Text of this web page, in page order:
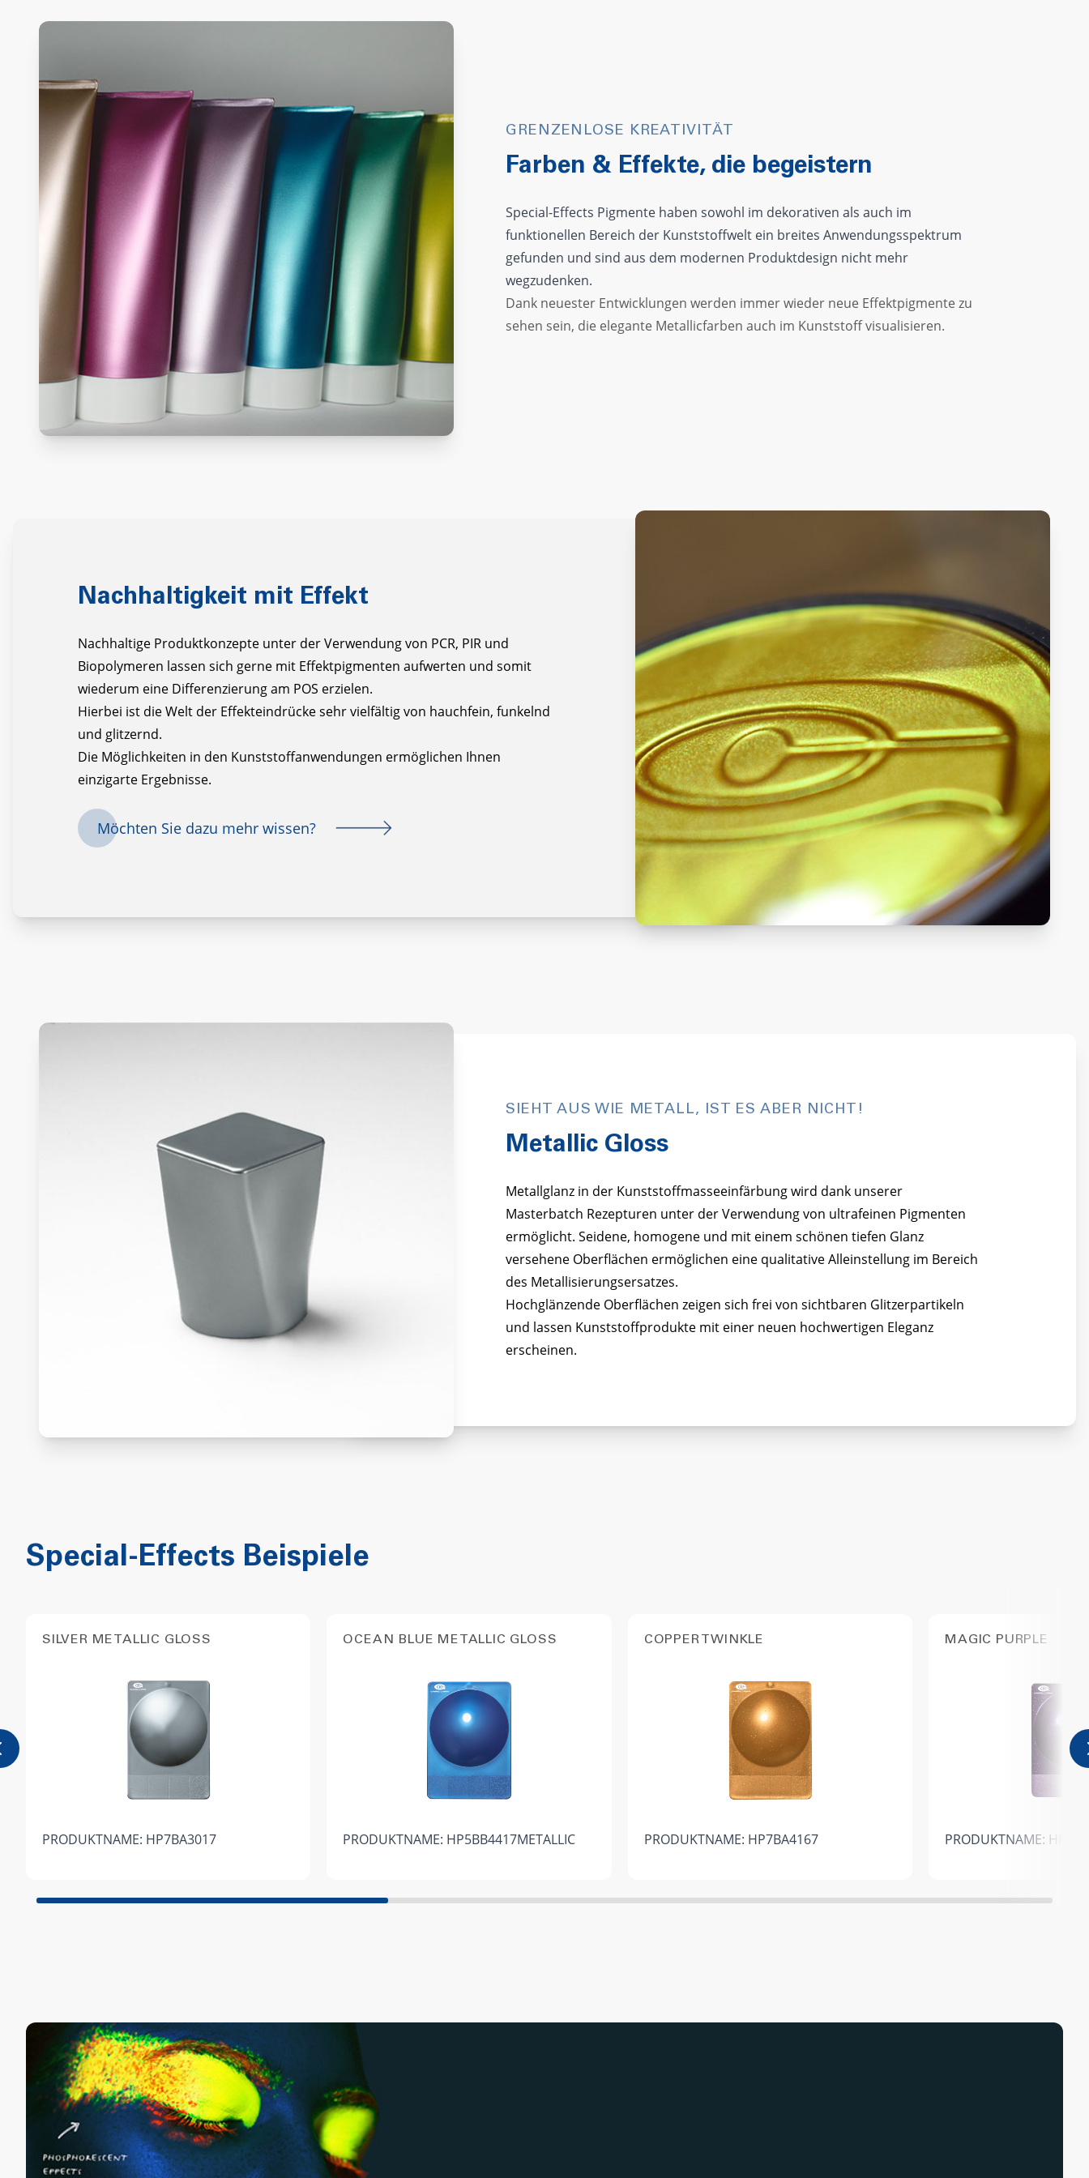
GRENZENLOSE KREATIVITÄT
Farben & Effekte, die begeistern
Special-Effects Pigmente haben sowohl im dekorativen als auch im
funktionellen Bereich der Kunststoffwelt ein breites Anwendungsspektrum
gefunden und sind aus dem modernen Produktdesign nicht mehr
wegzudenken.
Dank neuester Entwicklungen werden immer wieder neue Effektpigmente zu
sehen sein, die elegante Metallicfarben auch im Kunststoff visualisieren.
Nachhaltigkeit mit Effekt
Nachhaltige Produktkonzepte unter der Verwendung von PCR, PIR und
Biopolymeren lassen sich gerne mit Effektpigmenten aufwerten und somit
wiederum eine Differenzierung am POS erzielen.
Hierbei ist die Welt der Effekteindrücke sehr vielfältig von hauchfein, funkelnd
und glitzernd.
Die Möglichkeiten in den Kunststoffanwendungen ermöglichen Ihnen
einzigarte Ergebnisse.
Möchten Sie dazu mehr wissen?
SIEHT AUS WIE METALL, IST ES ABER NICHT!
Metallic Gloss
Metallglanz in der Kunststoffmasseeinfärbung wird dank unserer
Masterbatch Rezepturen unter der Verwendung von ultrafeinen Pigmenten
ermöglicht. Seidene, homogene und mit einem schönen tiefen Glanz
versehene Oberflächen ermöglichen eine qualitative Alleinstellung im Bereich
des Metallisierungsersatzes.
Hochglänzende Oberflächen zeigen sich frei von sichtbaren Glitzerpartikeln
und lassen Kunststoffprodukte mit einer neuen hochwertigen Eleganz
erscheinen.
Special-Effects Beispiele
SILVER METALLIC GLOSS
PRODUKTNAME: HP7BA3017
OCEAN BLUE METALLIC GLOSS
PRODUKTNAME: HP5BB4417METALLIC
COPPER TWINKLE
PRODUKTNAME: HP7BA4167
MAGIC PURPLE
PRODUKTNAME: